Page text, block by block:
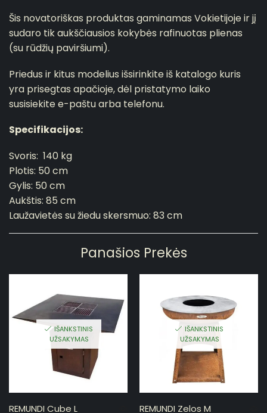
Šis novatoriškas produktas gaminamas Vokietijoje ir jį
sudaro tik aukščiausios kokybės rafinuotas plienas
(su rūdžių paviršiumi).
Priedus ir kitus modelius išsirinkite iš katalogo kuris
yra prisegtas apačioje, dėl pristatymo laiko
susisiekite e-paštu arba telefonu.
Specifikacijos:
Svoris: 140 kg
Plotis: 50 cm
Gylis: 50 cm
Aukštis: 85 cm
Laužavietės su žiedu skersmuo: 83 cm
Panašios Prekės
IŠANKSTINIS
UŽSAKYMAS
REMUNDI Cube L
IŠANKSTINIS
UŽSAKYMAS
REMUNDI Zelos M